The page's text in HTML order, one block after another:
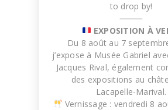
to drop by!
⸻
EXPOSITION À
Du 8 août au 7
j’expose à Musée Gabriel
Jacques Rival, également
des expositions au
Lacapelle-Marival.
Vernissage : vendredi 8